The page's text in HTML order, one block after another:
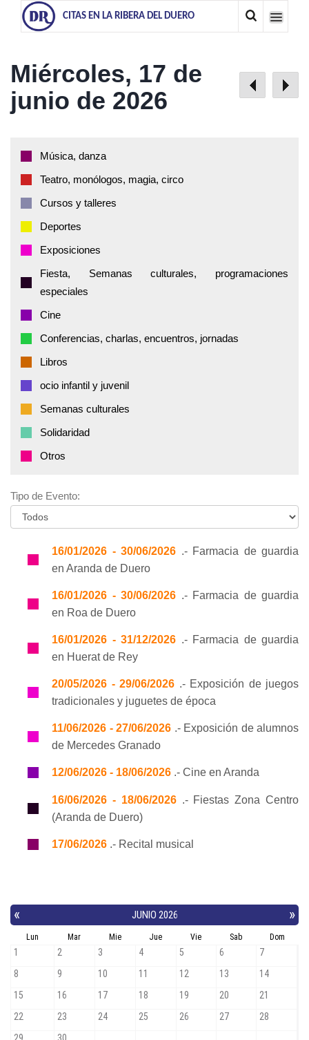
CITAS EN LA RIBERA DEL DUERO
Miércoles, 17 de
junio de 2026
Música, danza
Teatro, monólogos, magia, circo
Cursos y talleres
Deportes
Exposiciones
Fiesta, Semanas culturales, programaciones
especiales
Cine
Conferencias, charlas, encuentros, jornadas
Libros
ocio infantil y juvenil
Semanas culturales
Solidaridad
Otros
Tipo de Evento:
16/01/2026 - 30/06/2026 .- Farmacia de guardia
en Aranda de Duero
16/01/2026 - 30/06/2026 .- Farmacia de guardia
en Roa de Duero
16/01/2026 - 31/12/2026 .- Farmacia de guardia
en Huerat de Rey
20/05/2026 - 29/06/2026 .- Exposición de juegos
tradicionales y juguetes de época
11/06/2026 - 27/06/2026 .- Exposición de alumnos
de Mercedes Granado
12/06/2026 - 18/06/2026 .- Cine en Aranda
16/06/2026 - 18/06/2026.- Fiestas Zona Centro
(Aranda de Duero)
17/06/2026 .- Recital musical